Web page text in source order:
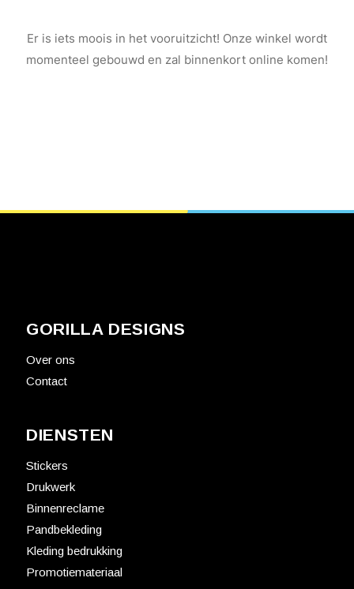
Er is iets moois in het vooruitzicht! Onze winkel wordt
momenteel gebouwd en zal binnenkort online komen!
GORILLA DESIGNS
Over ons
Contact
DIENSTEN
Stickers
Drukwerk
Binnenreclame
Pandbekleding
Kleding bedrukking
Promotiemateriaal